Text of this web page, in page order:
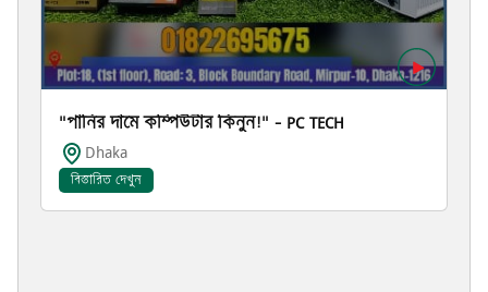
"পানির দামে কম্পিউটার কিনুন!" – PC TECH
Dhaka
বিস্তারিত দেখুন